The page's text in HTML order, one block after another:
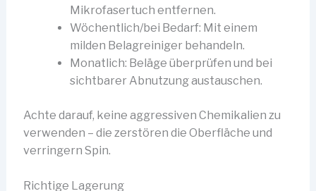
Mikrofasertuch entfernen.
Wöchentlich/bei Bedarf: Mit einem
milden Belagreiniger behandeln.
Monatlich: Beläge überprüfen und bei
sichtbarer Abnutzung austauschen.
Achte darauf, keine aggressiven Chemikalien zu
verwenden – die zerstören die Oberfläche und
verringern Spin.
Richtige Lagerung